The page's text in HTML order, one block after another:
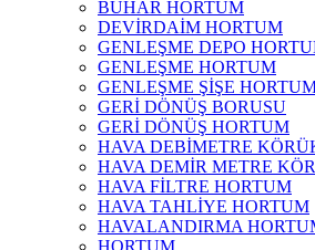
BUHAR HORTUM
DEVİRDAİM HORTUM
GENLEŞME DEPO
GENLEŞME HORTUM
GENLEŞME ŞİŞE
GERİ DÖNÜŞ BORUSU
GERİ DÖNÜŞ HORTUM
HAVA DEBİMETRE
HAVA DEMİR METRE
HAVA FİLTRE HORTUM
HAVA TAHLİYE HORTUM
HAVALANDIRMA